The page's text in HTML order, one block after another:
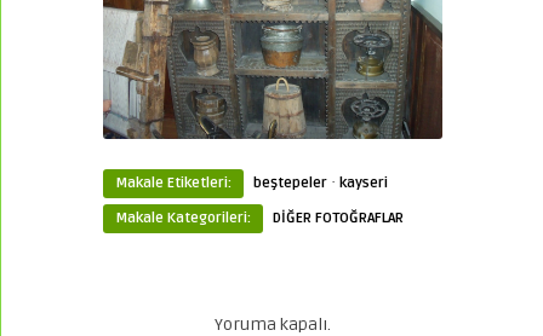
Makale Etiketleri: beştepeler · kayseri
Makale Kategorileri:
DİĞER FOTOĞRAFLAR
Yoruma kapalı.